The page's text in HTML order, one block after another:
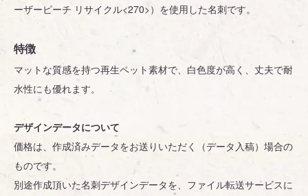
ーザーピーチ リサイクル<270>）を使用した名刺です。
特徴
マットな質感を持つ再生ペット素材で、白色度が高く、丈夫で耐
水性にも優れます。
デザインデータについて
価格は、作成済みデータをお送りいただく（データ入稿）場合の
ものです。
別途作成頂いた名刺デザインデータを、ファイル転送サービスに